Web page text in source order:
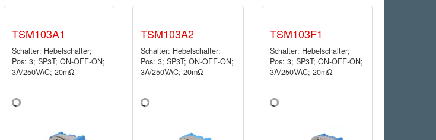
TSM103A1
Schalter: Hebelschalter;
Pos: 3; SP3T; ON-OFF-ON;
3A/250VAC; 20mΩ
TSM103A2
Schalter: Hebelschalter;
Pos: 3; SP3T; ON-OFF-ON;
3A/250VAC; 20mΩ
TSM103F1
Schalter: Hebelschalter;
Pos: 3; SP3T; ON-OFF-ON;
3A/250VAC; 20mΩ